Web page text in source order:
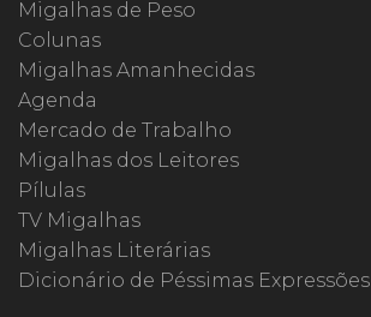
Migalhas de Peso
Colunas
Migalhas Amanhecidas
Agenda
Mercado de Trabalho
Migalhas dos Leitores
Pílulas
TV Migalhas
Migalhas Literárias
Dicionário de Péssimas Expressões